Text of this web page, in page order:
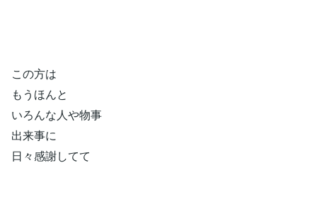
この方は
もうほんと
いろんな人や物事
出来事に
日々感謝してて